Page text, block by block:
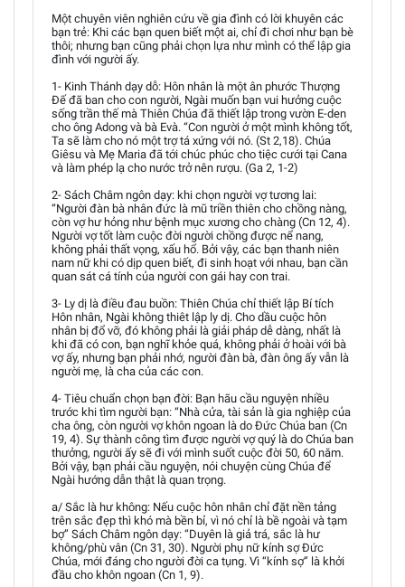
Một chuyên viên nghiên cứu về gia đình có lời khuyên các
bạn trẻ: Khi các bạn quen biết một ai, chỉ đi chơi như bạn bè
thôi; nhưng bạn cũng phải chọn lựa như mình có thể lập gia
đình với người ấy.
1- Kinh Thánh dạy dỗ: Hôn nhân là một ân phước Thượng
Đế đã ban cho con người, Ngài muốn bạn vui hưởng cuộc
sống trần thế mà Thiên Chúa đã thiết lập trong vườn E-den
cho ông Adong và bà Evà. “Con người ở một mình không tốt,
Ta sẽ làm cho nó một trợ tá xứng với nó. (St 2,18). Chúa
Giêsu và Mẹ Maria đã tới chúc phúc cho tiệc cưới tại Cana
và làm phép lạ cho nước trở nên rượu. (Ga 2, 1-2)
2- Sách Châm ngôn dạy: khi chọn người vợ tương lai:
“Người đàn bà nhân đức là mũ triền thiên cho chồng nàng,
còn vợ hư hỏng như bệnh mục xương cho chàng (Cn 12, 4).
Người vợ tốt làm cuộc đời người chồng được nể nang,
không phải thất vọng, xấu hổ. Bởi vậy, các bạn thanh niên
nam nữ khi có dịp quen biết, đi sinh hoạt với nhau, bạn cần
quan sát cá tính của người con gái hay con trai.
3- Ly dị là điều đau buồn: Thiên Chúa chỉ thiết lập Bí tích
Hôn nhân, Ngài không thiêt lập ly dị. Cho dầu cuộc hôn
nhân bị đổ vỡ, đó không phải là giải pháp dễ dàng, nhất là
khi đã có con, bạn nghĩ khỏe quá, không phải ở hoài với bà
vợ ấy, nhưng bạn phải nhớ, người đàn bà, đàn ông ấy vẫn là
người mẹ, là cha của các con.
4- Tiêu chuẩn chọn bạn đời: Bạn hãu cầu nguyện nhiều
trước khi tìm người bạn: “Nhà cửa, tài sản là gia nghiệp của
cha ông, còn người vợ khôn ngoan là do Đức Chúa ban (Cn
19, 4). Sự thành công tìm được người vợ quý là do Chúa ban
thưởng, người ấy sẽ đi với mình suốt cuộc đời 50, 60 năm.
Bởi vậy, bạn phải cầu nguyện, nói chuyện cùng Chúa để
Ngài hướng dẫn thật là quan trọng.
a/ Sắc là hư không: Nếu cuộc hôn nhân chỉ đặt nền tảng
trên sắc đẹp thì khó mà bền bỉ, vì nó chỉ là bề ngoài và tạm
bợ” Sách Châm ngôn dạy: “Duyên là giả trá, sắc là hư
không/phù vân (Cn 31, 30). Người phụ nữ kính sợ Đức
Chúa, mới đáng cho người đời ca tụng. Vì “kính sợ” là khởi
đầu cho khôn ngoan (Cn 1, 9).